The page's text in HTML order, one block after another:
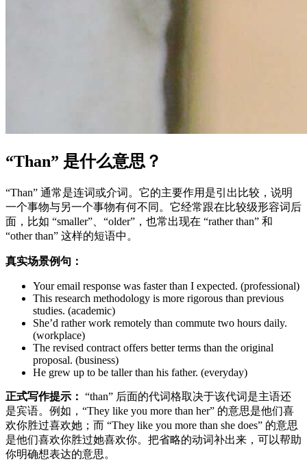
“Than” 是什么意思？
“Than” 通常是连词或介词。它的主要作用是引出比较，说明
一个事物与另一个事物有何不同。它经常跟在比较级形容词后
面，比如 “smaller”、“older”，也常出现在 “rather than” 和
“other than” 这样的短语中。
真实场景例句：
Your email response was faster than I expected. (professional)
This research methodology is more rigorous than previous
studies. (academic)
She’d rather work remotely than commute two hours daily.
(workplace)
The revised contract offers better terms than the original
proposal. (business)
He grew up to be taller than his father. (everyday)
正式写作提示： “than” 后面的代词格取决于该代词是主语还
是宾语。例如，“They like you more than her” 的意思是他们喜
欢你胜过喜欢她；而 “They like you more than she does” 的意思
是他们喜欢你胜过她喜欢你。把省略的动词补出来，可以帮助
你明确想表达的意思。